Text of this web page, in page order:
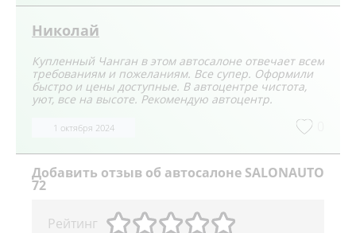
Николай
Купленный Чанган в этом автосалоне отвечает всем
требованиям и пожеланиям. Все супер. Оформили
быстро и цены доступные. В автоцентре чистота,
уют, все на высоте. Рекомендую автоцентр.
1 октября 2024
Добавить отзыв об автосалоне SALONAUTO
72
Рейтинг